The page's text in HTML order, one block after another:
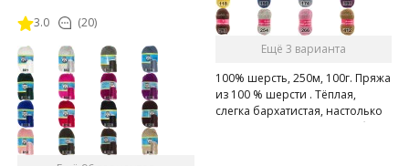
3.0 (20)
Ещё 3 варианта
100% шерсть, 250м, 100г. Пряжа
из 100 % шерсти . Тёплая,
слегка бархатистая, настолько
мягкая, на сколько может быть